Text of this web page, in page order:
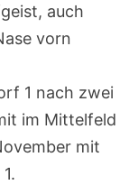
auch
vorn
1 nach zwei
im Mittelfeld
mit